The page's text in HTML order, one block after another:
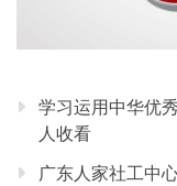
学习运用中华优
人收看
广东人家社工中